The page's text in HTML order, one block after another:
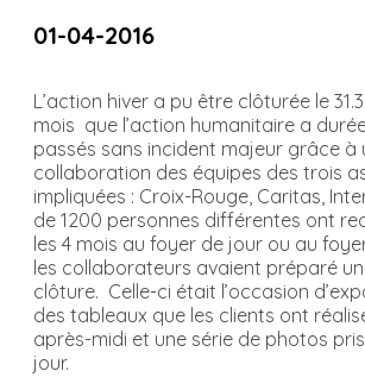
01-04-2016
L’action hiver a pu être clôturée le
mois que l’action humanitaire a
passés sans incident majeur grâce à
collaboration des équipes des trois
impliquées : Croix-Rouge, Caritas,
de 1200 personnes différentes ont
les 4 mois au foyer de jour ou au
les collaborateurs avaient préparé
clôture. Celle-ci était l’occasion
des tableaux que les clients ont
après-midi et une série de photos
jour.